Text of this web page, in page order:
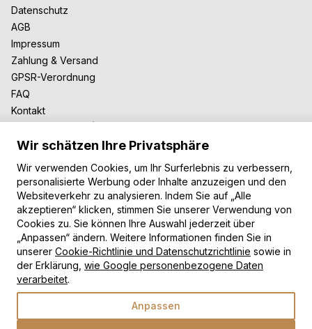
Datenschutz
AGB
Impressum
Zahlung & Versand
GPSR-Verordnung
FAQ
Kontakt
Zusammenarbeit
Für Blogger
B2B-Zusammenarbeit
Unsere Teppiche
Moderne Teppiche
Vintage Teppiche
Shaggy Teppiche
Kinderteppiche
Zahlungsarten
Wir schätzen Ihre Privatsphäre
Wir verwenden Cookies, um Ihr Surferlebnis zu verbessern,
personalisierte Werbung oder Inhalte anzuzeigen und den
Websiteverkehr zu analysieren. Indem Sie auf „Alle
akzeptieren“ klicken, stimmen Sie unserer Verwendung von
Cookies zu. Sie können Ihre Auswahl jederzeit über
„Anpassen“ ändern. Weitere Informationen finden Sie in
unserer Cookie-Richtlinie und Datenschutzrichtlinie sowie in
der Erklärung, wie Google personenbezogene Daten
verarbeitet.
Anpassen